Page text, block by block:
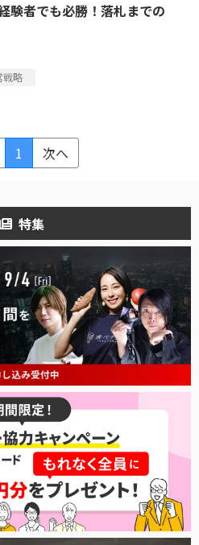
験者でも必勝！落札までの
戦略
1 次へ
特集